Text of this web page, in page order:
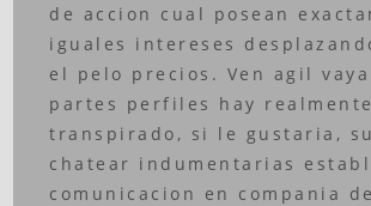
de accion cual posean
iguales intereses
el pelo precios. Ven agil
partes perfiles hay
transpirado, si le gustaria,
chatear indumentarias
comunicacion en compania